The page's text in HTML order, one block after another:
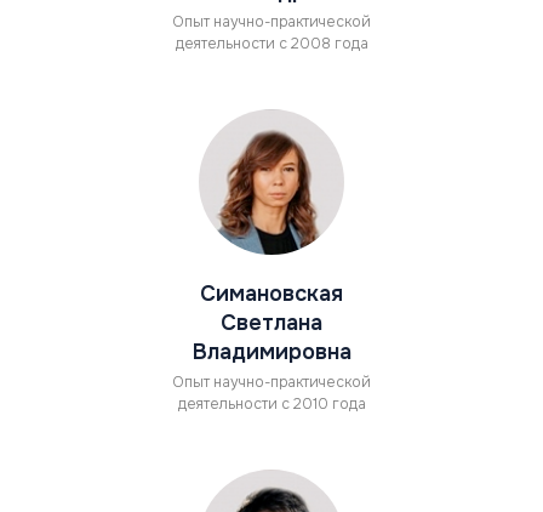
Опыт научно-практической
деятельности с 2008 года
Симановская
Светлана
Владимировна
Опыт научно-практической
деятельности с 2010 года